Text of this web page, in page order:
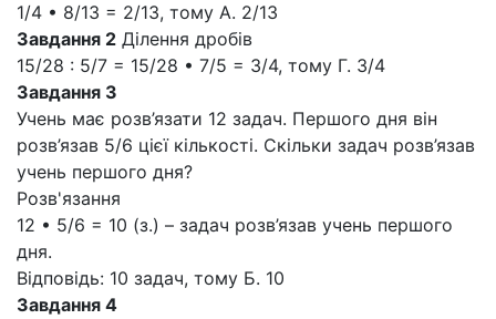
1/4 • 8/13 = 2/13, тому А. 2/13
Завдання 2 Ділення дробів
15/28 : 5/7 = 15/28 • 7/5 = 3/4, тому Г. 3/4
Завдання 3
Учень має розв’язати 12 задач. Першого дня він
розв’язав 5/6 цієї кількості. Скільки задач розв’язав
учень першого дня?
Розв'язання
12 • 5/6 = 10 (з.) – задач розв’язав учень першого
дня.
Відповідь: 10 задач, тому Б. 10
Завдання 4